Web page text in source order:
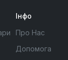
Інфо
Про Нас
Допомога